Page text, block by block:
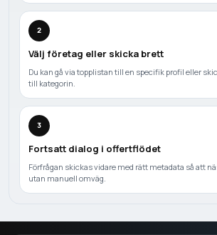
2
Välj företag eller skicka brett
Du kan gå via topplistan till en specifik profil eller
till kategorin.
3
Fortsatt dialog i offertflödet
Förfrågan skickas vidare med rätt metadata så att
utan manuell omväg.